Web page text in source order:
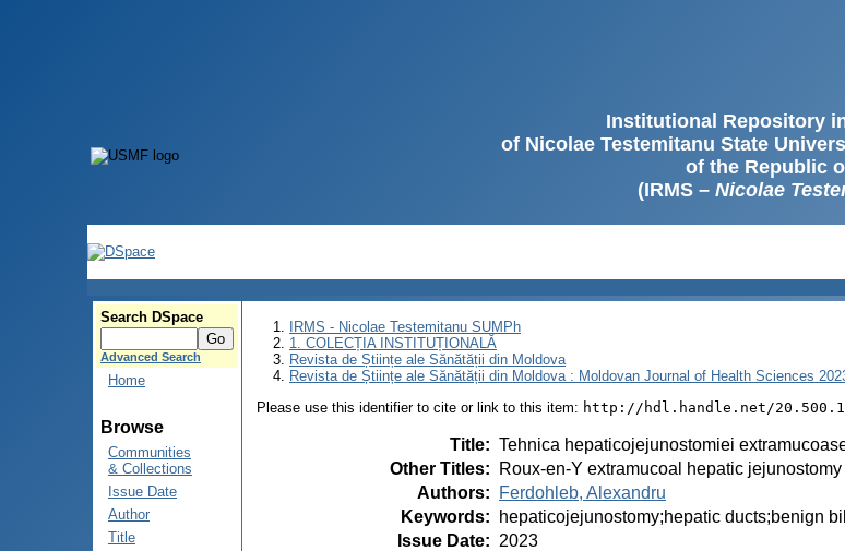
Institutional Repository
of Nicolae Testemitanu State
of the Republic
(IRMS – Nicolae
Search DSpace
Advanced Search
Home
Browse
Communities
& Collections
Issue Date
Author
Title
IRMS - Nicolae Testemitanu SUMPh
1. COLECȚIA INSTITUȚIONALĂ
Revista de Științe ale Sănătății din Moldova
Revista de Științe ale Sănătății din Moldova : Moldovan Journal of Health Sciences
Please use this identifier to cite or link to this item: http://hdl.handle.net/
Title: Tehnica hepaticojejunostomiei
Other Titles:
Roux-en-Y extramucoal hepatic
Authors:
Ferdohleb, Alexandru
Keywords:
hepaticojejunostomy;hepatic ducts;benign
Issue Date: 2023